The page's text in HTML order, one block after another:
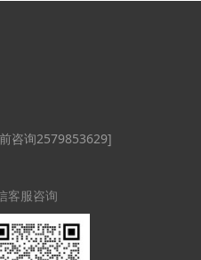
咨询2579853629]
客服咨询